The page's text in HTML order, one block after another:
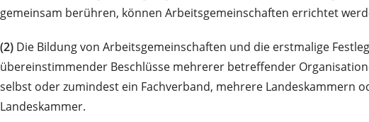
gemeinsam berühren, können Arbeitsgemeinschaften errichtet
(2) Die Bildung von Arbeitsgemeinschaften und die erstmalige
übereinstimmender Beschlüsse mehrerer betreffender
selbst oder zumindest ein Fachverband, mehrere Landeskammern
Landeskammer.